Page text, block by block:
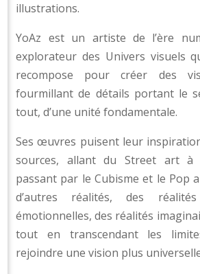
illustrations.
YoAz est un artiste de l’ère
explorateur des Univers visuels
recompose pour créer des
fourmillant de détails portant le
tout, d’une unité fondamentale.
Ses œuvres puisent leur
sources, allant du Street art à
passant par le Cubisme et le Pop
d’autres réalités, des
émotionnelles, des réalités
tout en transcendant les
rejoindre une vision plus